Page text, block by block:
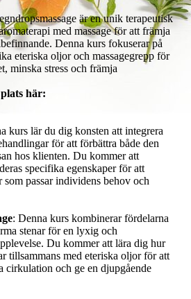
är en unik terapeutisk
med massage för att främja
Denna kurs fokuserar på
eteriska oljor och massagegrepp för
minska stress och främja
här:
kurs lär du dig konsten att integrera
för att förbättra både den
hos klienten. Du kommer att
specifika egenskaper för att
som passar individens behov och
: Denna kurs kombinerar fördelarna
stenar för en lyxig och
Du kommer att lära dig hur
tillsammans med eteriska oljor för att
cirkulation och ge en djupgående